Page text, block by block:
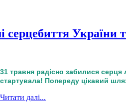
України
31 травня радісно забилися серця
стартувала! Попереду цікавий
Читати далі...